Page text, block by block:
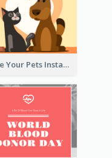
Love Your Pets Instagram Post